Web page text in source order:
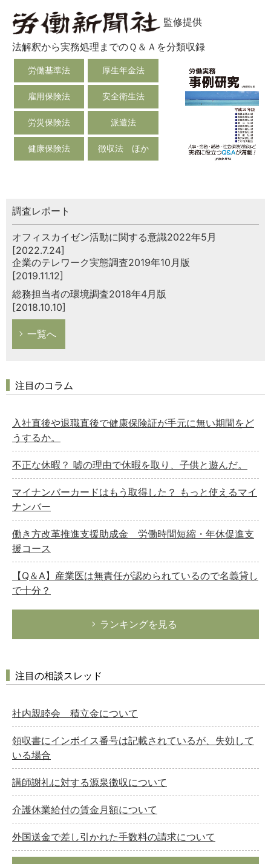
監修提供
法解釈から実務処理までのＱ＆Ａを分類収録
労働基準法 厚生年金法
雇用保険法 安全衛生法
労災保険法 派遣法
健康保険法 徴収法 ほか
調査レポート
オフィスカイゼン活動に関する意識2022年5月
[2022.7.24]
企業のテレワーク実態調査2019年10月版
[2019.11.12]
総務担当者の環境調査2018年4月版
[2018.10.10]
一覧へ
注目のコラム
入社直後や退職直後で健康保険証が手元に無い期間をど
うするか。
不正な休暇？ 嘘の理由で休暇を取り、子供と遊んだ。
マイナンバーカードはもう取得した？ もっと使えるマイ
ナンバー
働き方改革推進支援助成金 労働時間短縮・年休促進支
援コース
【Q＆A】産業医は無責任が認められているので名義貸し
で十分？
ランキングを見る
注目の相談スレッド
社内親睦会 積立金について
領収書にインボイス番号は記載されているが、失効して
いる場合
講師謝礼に対する源泉徴収について
介護休業給付の賃金月額について
外国送金で差し引かれた手数料の請求について